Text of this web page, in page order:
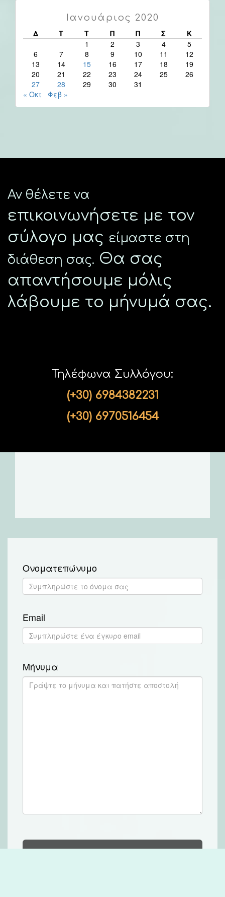
Ιανουάριος 2020
Δ
Τ Τ Π Π Σ
Κ
1
2 3 4
5
6
7 8 9 10 11
12
13
14 15 16 17 18
19
20
21 22 23 24 25
26
27
28 29 30
31
« Οκτ
Φεβ »
Αν θέλετε να
επικοινωνήσετε με τον
σύλογο μας είμαστε στη
διάθεση σας. Θα σας
απαντήσουμε μόλις
λάβουμε το μήνυμά σας.
Τηλέφωνα Συλλόγου:
(+30) 6984382231
(+30) 6970516454
Ονοματεπώνυμο
Email
Μήνυμα
Αποστολή